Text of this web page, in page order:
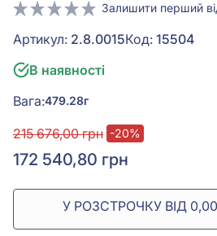
Залишити перший
Артикул: 2.8.0015Код: 15504
В наявності
Вага:479.28г
215 676,00 грн -20%
172 540,80 грн
У РОЗСТРОЧКУ ВІД